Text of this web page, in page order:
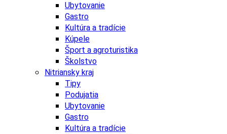
Ubytovanie
Gastro
Kultúra a tradície
Kúpele
Šport a agroturistika
Školstvo
Nitriansky kraj
Tipy
Podujatia
Ubytovanie
Gastro
Kultúra a tradície